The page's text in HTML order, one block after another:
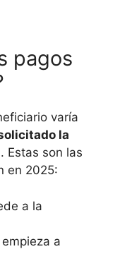
pagos
varía
la
Estas son las
en 2025:
a la
a